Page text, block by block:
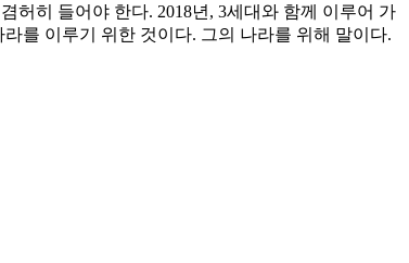
허히 들어야 한다. 2018년, 3세대와 함께 이루어 가
를 이루기 위한 것이다. 그의 나라를 위해 말이다.